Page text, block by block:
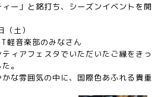
ー」と銘打ち、シーズンイベントを開
土）
軽音楽部のみなさん
ィアフェスタでいただいたご縁をきっ
。
な雰囲気の中に、国際色あふれる貴重